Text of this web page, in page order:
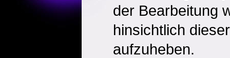
der Bearbeitung
hinsichtlich
aufzuheben.